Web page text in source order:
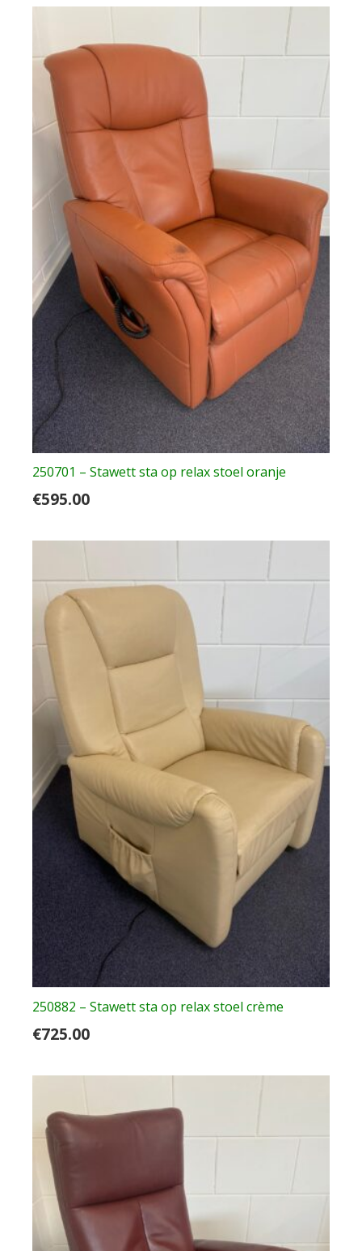
250701 – Stawett sta op relax stoel oranje
€595.00
250882 – Stawett sta op relax stoel crème
€725.00